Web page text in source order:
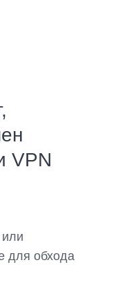
VPN
для обхода